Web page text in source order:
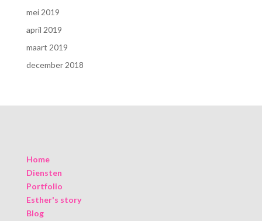
mei 2019
april 2019
maart 2019
december 2018
Home
Diensten
Portfolio
Esther's story
Blog